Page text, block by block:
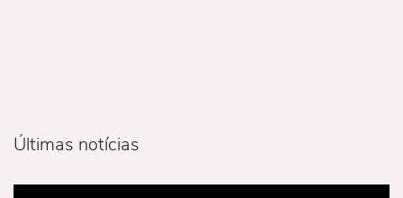
Últimas notícias